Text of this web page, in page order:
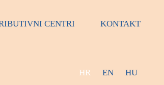
CENTRI KONTAKT
HR EN HU